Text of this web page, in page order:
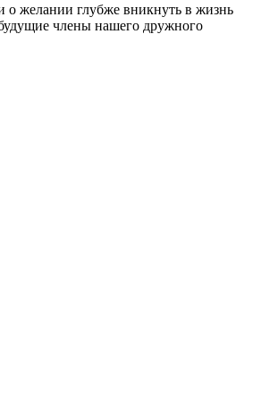
о желании глубже вникнуть в жизнь
члены нашего дружного